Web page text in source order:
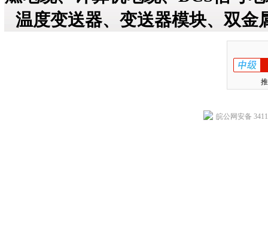
温度变送器、变送器模块、双金
皖公网安备